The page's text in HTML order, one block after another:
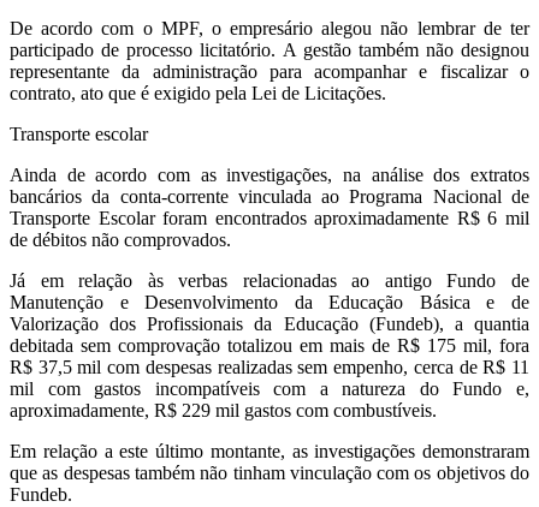
De acordo com o MPF, o empresário alegou não lembrar de ter
participado de processo licitatório. A gestão também não designou
representante da administração para acompanhar e fiscalizar o
contrato, ato que é exigido pela Lei de Licitações.
Transporte escolar
Ainda de acordo com as investigações, na análise dos extratos
bancários da conta-corrente vinculada ao Programa Nacional de
Transporte Escolar foram encontrados aproximadamente R$ 6 mil
de débitos não comprovados.
Já em relação às verbas relacionadas ao antigo Fundo de
Manutenção e Desenvolvimento da Educação Básica e de
Valorização dos Profissionais da Educação (Fundeb), a quantia
debitada sem comprovação totalizou em mais de R$ 175 mil, fora
R$ 37,5 mil com despesas realizadas sem empenho, cerca de R$ 11
mil com gastos incompatíveis com a natureza do Fundo e,
aproximadamente, R$ 229 mil gastos com combustíveis.
Em relação a este último montante, as investigações demonstraram
que as despesas também não tinham vinculação com os objetivos do
Fundeb.